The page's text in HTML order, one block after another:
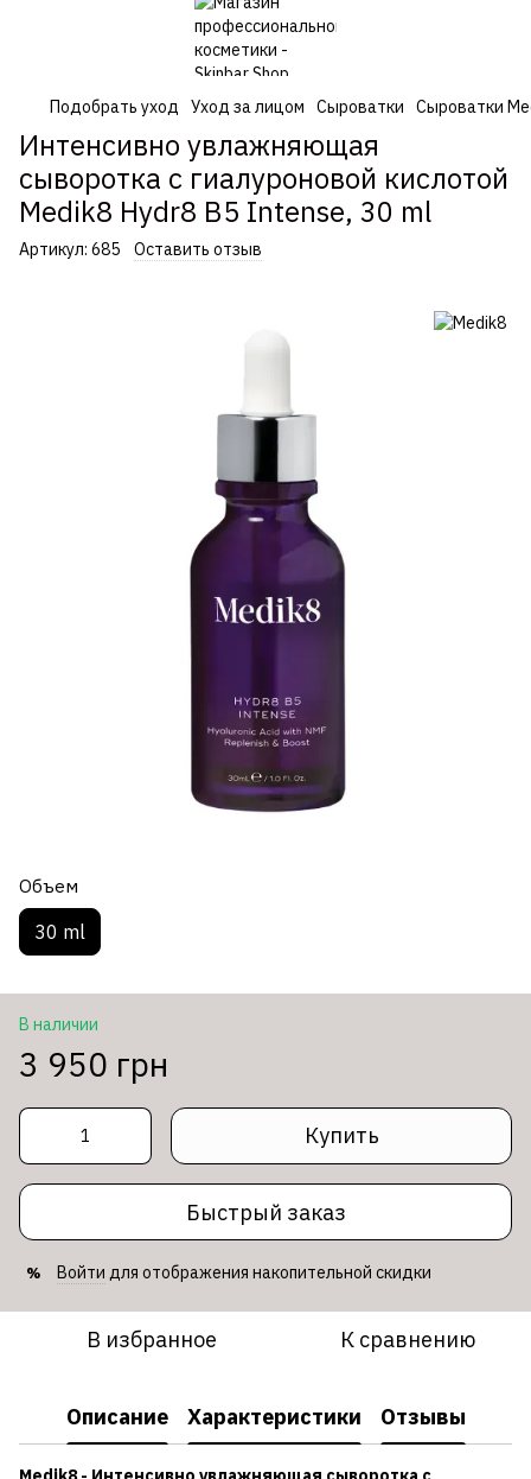
Подобрать уход Уход за лицом Сыроватки Сыроватки
Интенсивно увлажняющая
сыворотка с гиалуроновой кислотой
Medik8 Hydr8 B5 Intense, 30 ml
Артикул: 685 Оставить отзыв
Объем
30 ml
В наличии
3 950 грн
Купить
Быстрый заказ
% Войти для отображения накопительной скидки
В избранное К сравнению
Описание Характеристики Отзывы